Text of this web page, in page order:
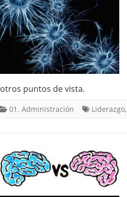
otros puntos de vista.
01. Administración Liderazgo,